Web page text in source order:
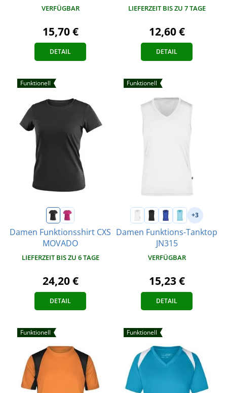
VERFÜGBAR
15,70 €
DETAIL
LIEFERZEIT BIS ZU 7 TAGE
12,60 €
DETAIL
Funktionell
Damen Funktionsshirt CXS
MOVADO
LIEFERZEIT BIS ZU 6 TAGE
24,20 €
DETAIL
Funktionell
+3
Damen Funktions-Tanktop
JN315
VERFÜGBAR
15,23 €
DETAIL
Funktionell Funktionell